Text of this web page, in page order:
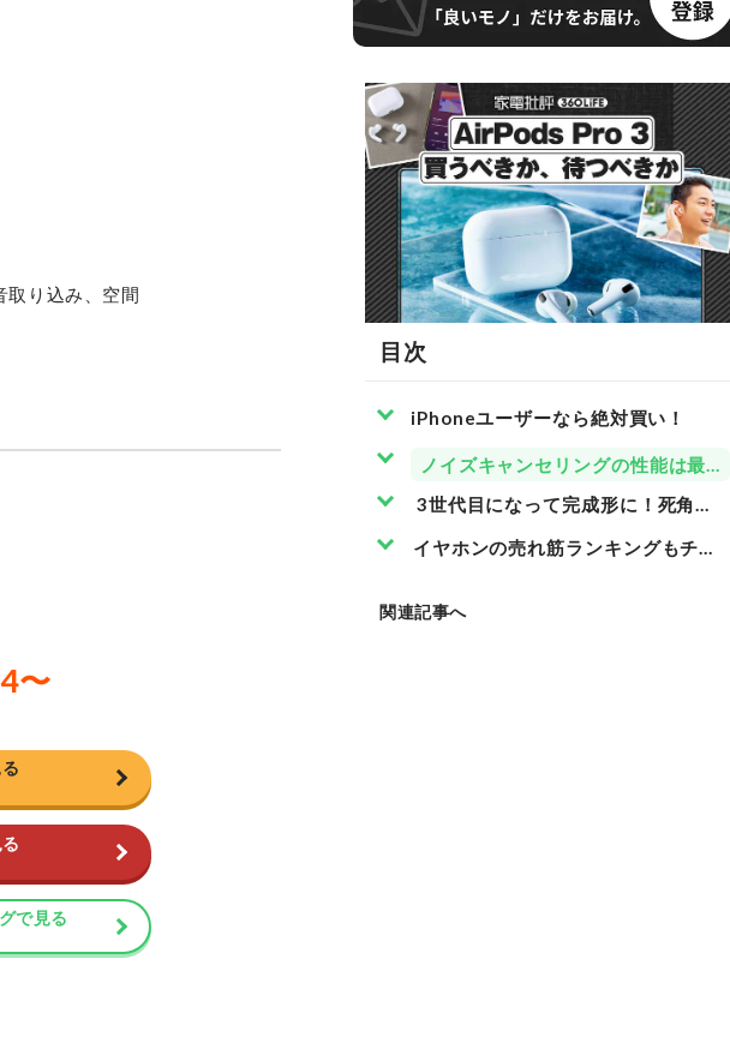
取り込み、空間
で見る
目次
iPhoneユーザーなら絶対買い！
ノイズキャンセリングの性能は最
3世代目になって完成形に！死角の
イヤホンの売れ筋ランキングもチェ
関連記事へ